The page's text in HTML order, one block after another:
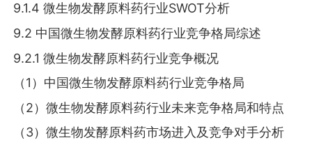
9.1.4 微生物发酵原料药行业SWOT分析
9.2 中国微生物发酵原料药行业竞争格局综述
9.2.1 微生物发酵原料药行业竞争概况
（1）中国微生物发酵原料药行业竞争格局
（2）微生物发酵原料药行业未来竞争格局和特点
（3）微生物发酵原料药市场进入及竞争对手分析